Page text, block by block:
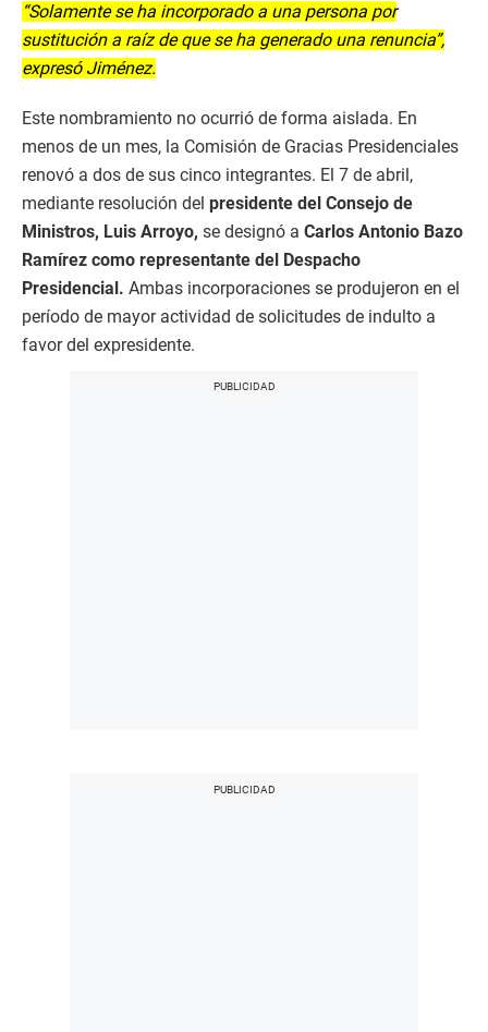
“Solamente se ha incorporado a una persona por
sustitución a raíz de que se ha generado una renuncia”,
expresó Jiménez.
Este nombramiento no ocurrió de forma aislada. En
menos de un mes, la Comisión de Gracias Presidenciales
renovó a dos de sus cinco integrantes. El 7 de abril,
mediante resolución del presidente del Consejo de
Ministros, Luis Arroyo, se designó a Carlos Antonio Bazo
Ramírez como representante del Despacho
Presidencial. Ambas incorporaciones se produjeron en el
período de mayor actividad de solicitudes de indulto a
favor del expresidente.